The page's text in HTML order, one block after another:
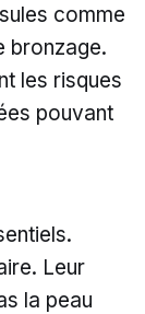
comme
bronzage.
les risques
pouvant
Leur
la peau